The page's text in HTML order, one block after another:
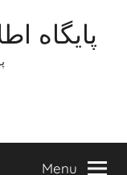
content
پایگاه
Menu